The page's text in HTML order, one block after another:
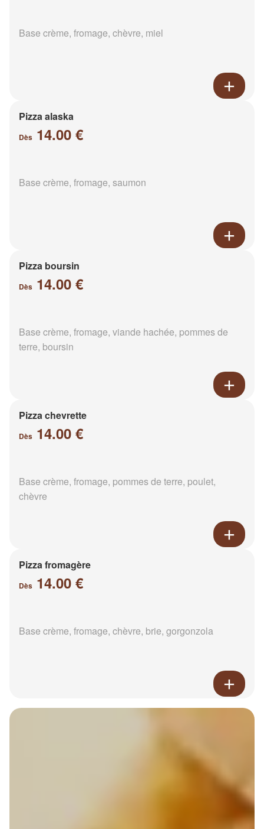
Base crème, fromage, chèvre, miel
Pizza alaska
Dès 14.00 €
Base crème, fromage, saumon
Pizza boursin
Dès 14.00 €
Base crème, fromage, viande hachée, pommes de
terre, boursin
Pizza chevrette
Dès 14.00 €
Base crème, fromage, pommes de terre, poulet,
chèvre
Pizza fromagère
Dès 14.00 €
Base crème, fromage, chèvre, brie, gorgonzola